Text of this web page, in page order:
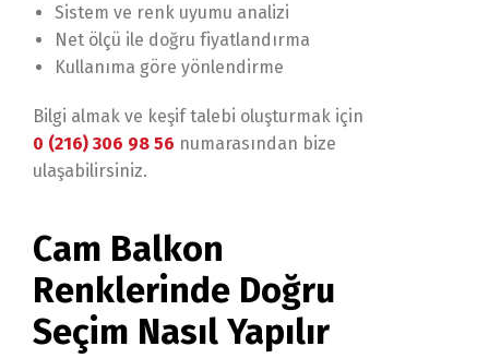
Sistem ve renk uyumu analizi
Net ölçü ile doğru fiyatlandırma
Kullanıma göre yönlendirme
Bilgi almak ve keşif talebi oluşturmak için
0 (216) 306 98 56 numarasından bize
ulaşabilirsiniz.
Cam Balkon
Renklerinde Doğru
Seçim Nasıl Yapılır